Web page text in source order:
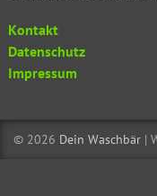
Kontakt
Datenschutz
Impressum
© 2026 Dein Waschbär|